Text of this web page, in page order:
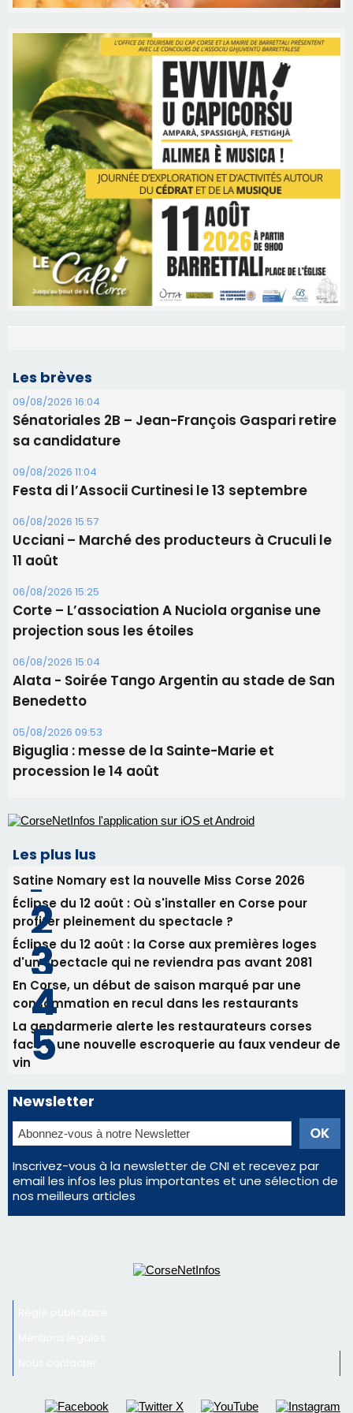
Les brèves
09/08/2026 16:04
Sénatoriales 2B – Jean-François Gaspari retire
sa candidature
09/08/2026 11:04
Festa di l’Associi Curtinesi le 13 septembre
06/08/2026 15:57
Ucciani – Marché des producteurs à Cruculi le
11 août
06/08/2026 15:25
projection sous les étoiles
06/08/2026 15:04
Alata - Soirée Tango Argentin au stade de San
Benedetto
05/08/2026 09:53
Biguglia : messe de la Sainte-Marie et
procession le 14 août
Les plus lus
Satine Nomary est la nouvelle Miss Corse 2026
Éclipse du 12 août : Où s'installer en Corse pour
profiter pleinement du spectacle ?
Éclipse du 12 août : la Corse aux premières loges
d'un spectacle qui ne reviendra pas avant 2081
En Corse, un début de saison marqué par une
consommation en recul dans les restaurants
nos meilleurs articles